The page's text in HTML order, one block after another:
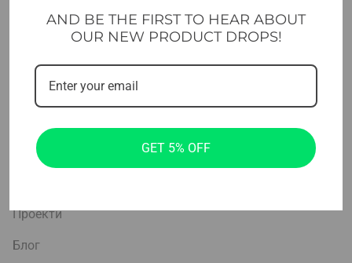
Свободни тежести
Платформи и настилки
Кръстосани и функционални
Студио
Проекти
Блог
AND BE THE FIRST TO HEAR ABOUT
OUR NEW PRODUCT DROPS!
GET 5% OFF